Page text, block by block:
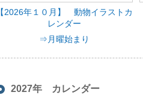
【2026年１０月】 動物イラストカ
レンダー
⇒月曜始まり
2027年 カレンダー